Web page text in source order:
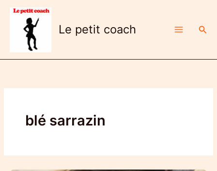
Aller
contenu
Le petit coach
blé sarrazin